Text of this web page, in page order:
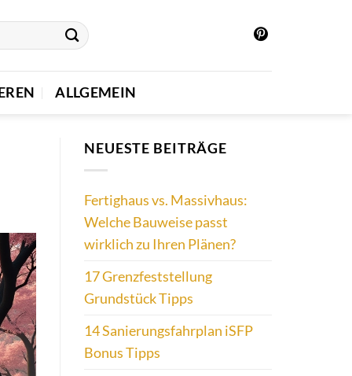
ALLGEMEIN
NEUESTE BEITRÄGE
Fertighaus vs. Massivhaus:
Welche Bauweise passt
wirklich zu Ihren Plänen?
17 Grenzfeststellung
Grundstück Tipps
14 Sanierungsfahrplan iSFP
Bonus Tipps